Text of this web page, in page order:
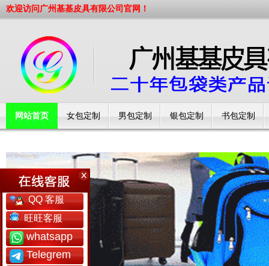
欢迎访问广州基基皮具有限公司官网！
网站首页 女包定制 男包定制 银包定制 书包定制
QQ 客服
旺旺客服
whatsapp
Telegrem